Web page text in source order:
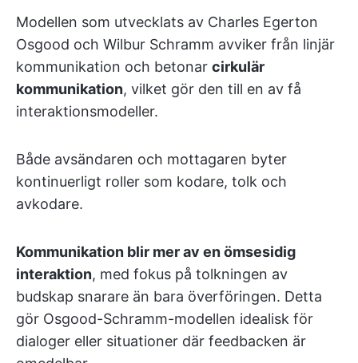
Modellen som utvecklats av Charles Egerton
Osgood och Wilbur Schramm avviker från linjär
kommunikation och betonar cirkulär
kommunikation, vilket gör den till en av få
interaktionsmodeller.
Både avsändaren och mottagaren byter
kontinuerligt roller som kodare, tolk och
avkodare.
Kommunikation blir mer av en ömsesidig
interaktion, med fokus på tolkningen av
budskap snarare än bara överföringen. Detta
gör Osgood-Schramm-modellen idealisk för
dialoger eller situationer där feedbacken är